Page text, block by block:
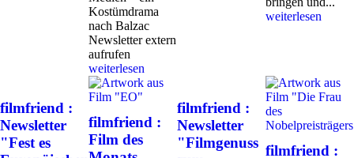
Kostümdrama
nach Balzac
Newsletter extern
aufrufen
weiterlesen
weiterlesen
filmfriend :
Newsletter
"Fest es
filmfriend :
Film des
filmfriend :
Newsletter
"Filmgenuss filmfriend :